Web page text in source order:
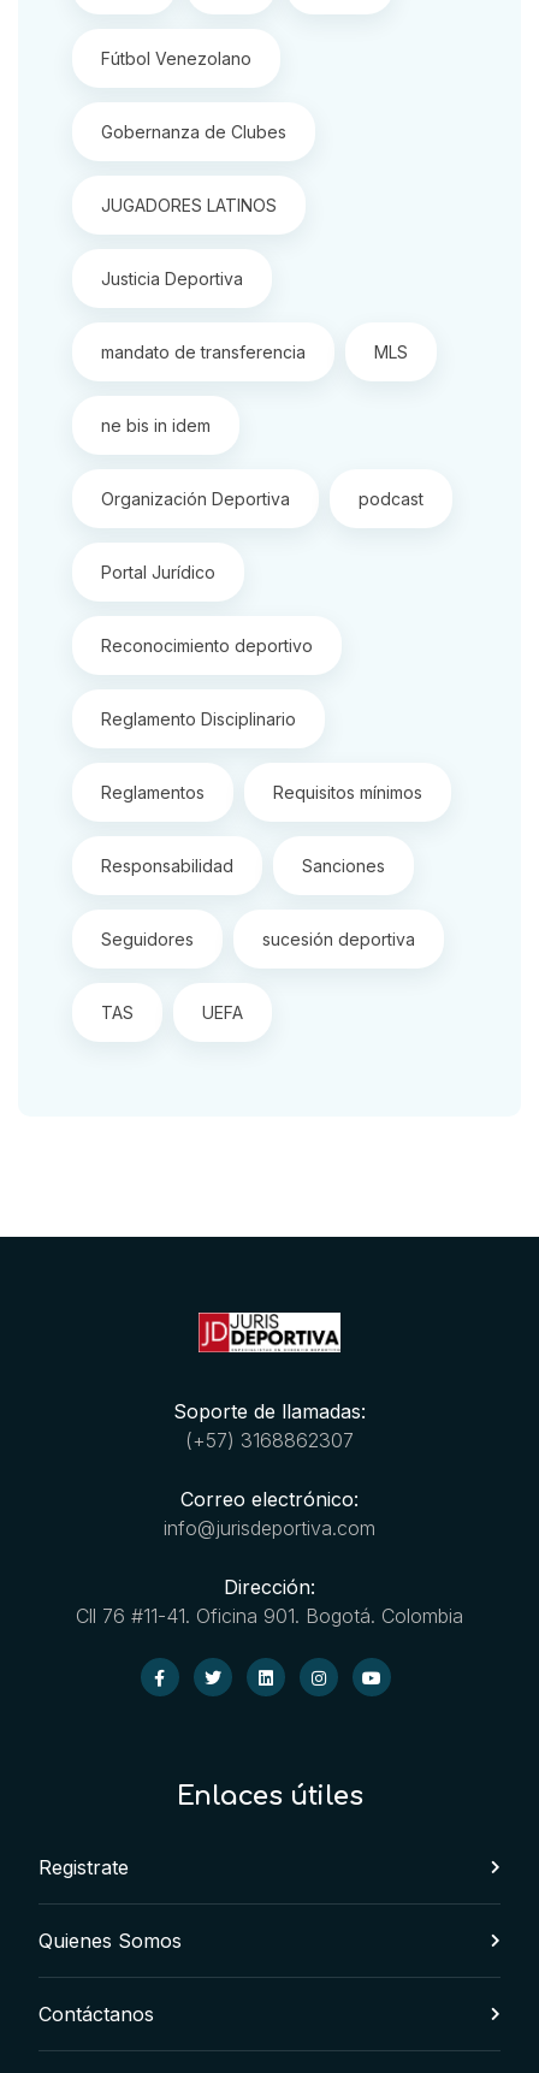
Fútbol Venezolano
Gobernanza de Clubes
JUGADORES LATINOS
Justicia Deportiva
mandato de transferencia MLS
ne bis in idem
Organización Deportiva podcast
Portal Jurídico
Reconocimiento deportivo
Reglamento Disciplinario
Reglamentos Requisitos mínimos
Responsabilidad Sanciones
Seguidores sucesión deportiva
TAS UEFA
Soporte de llamadas:
(+57) 3168862307
Correo electrónico:
info@jurisdeportiva.com
Dirección:
Cll 76 #11-41. Oficina 901. Bogotá. Colombia
Enlaces útiles
Registrate
Quienes Somos
Contáctanos